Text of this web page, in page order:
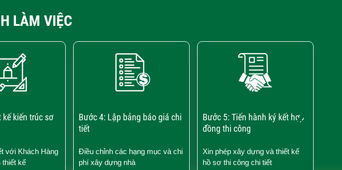
LÀM VIỆC
kế kiến trúc sơ
với Khách Hàng
thiết kế
Bước 4: Lập bảng báo giá chi
tiết
Điều chỉnh các hạng mục và chi
phí xây dựng nhà
Bước 5: Tiến hành ký kết hợp
đồng thi công
Xin phép xây dựng và thiết kế
hồ sơ thi công chi tiết
›